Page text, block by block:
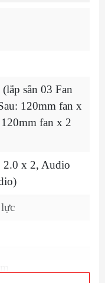
sẵn 03 Fan
120mm fan x
fan x 2
x 2, Audio